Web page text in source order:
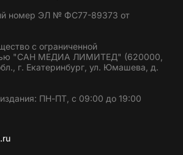
номер ЭЛ № ФС77-89373 от
с ограниченной
"САН МЕДИА ЛИМИТЕД" (620000,
г. Екатеринбург, ул. Юмашева, д.
ПН-ПТ, с 09:00 до 19:00